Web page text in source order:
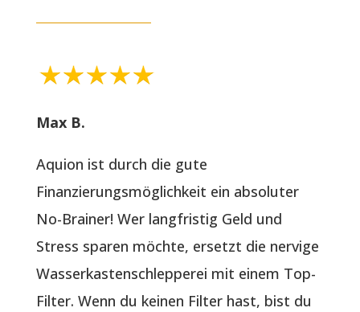
Max B.
Aquion ist durch die gute
Finanzierungsmöglichkeit ein absoluter
No-Brainer! Wer langfristig Geld und
Stress sparen möchte, ersetzt die nervige
Wasserkastenschlepperei mit einem Top-
Filter. Wenn du keinen Filter hast, bist du